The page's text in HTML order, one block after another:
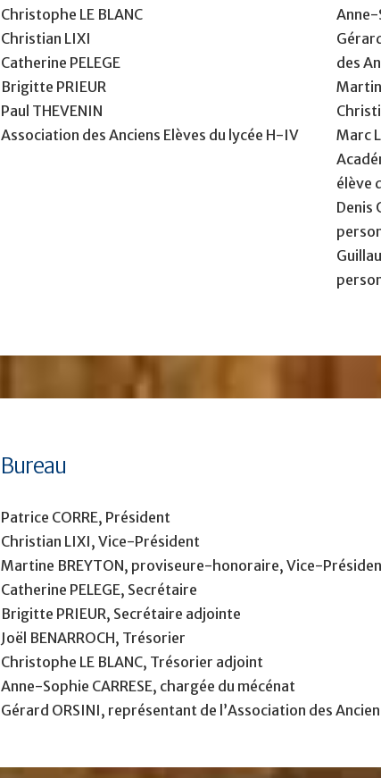
Christophe LE BLANC
Christian LIXI
Catherine PELEGE
Brigitte PRIEUR
Paul THEVENIN
Association des Anciens Elèves du lycée H-IV
Anne-
des
Marc
élève
Denis
Bureau
Patrice CORRE, Président
Christian LIXI, Vice-Président
Martine BREYTON, proviseure-honoraire, Vice-
Catherine PELEGE, Secrétaire
Brigitte PRIEUR, Secrétaire adjointe
Joël BENARROCH, Trésorier
Christophe LE BLANC, Trésorier adjoint
Anne-Sophie CARRESE, chargée du mécénat
Gérard ORSINI, représentant de l’Association des